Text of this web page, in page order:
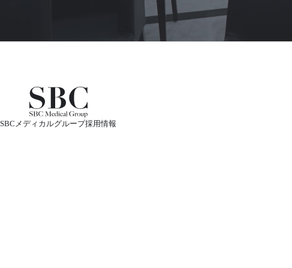
SBCメディカルグループ採用情報